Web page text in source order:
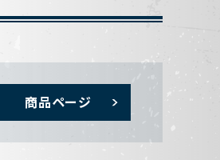
商品ページ